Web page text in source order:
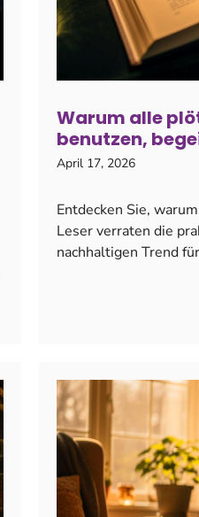
Warum alle
benutzen,
April 17, 2026
Entdecken Sie,
Leser verraten die
nachhaltigen Trend